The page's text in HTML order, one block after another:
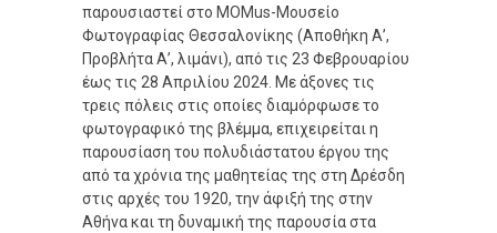
παρουσιαστεί στο MOMus-Μουσείο
Φωτογραφίας Θεσσαλονίκης (Αποθήκη Α’,
Προβλήτα Α’, λιμάνι), από τις 23 Φεβρουαρίου
έως τις 28 Απριλίου 2024. Με άξονες τις
τρεις πόλεις στις οποίες διαμόρφωσε το
φωτογραφικό της βλέμμα, επιχειρείται η
παρουσίαση του πολυδιάστατου έργου της
από τα χρόνια της μαθητείας της στη Δρέσδη
στις αρχές του 1920, την άφιξή της στην
Αθήνα και τη δυναμική της παρουσία στα